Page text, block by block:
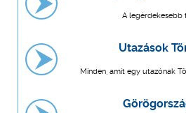
A legérdekesebb
Utazások
Minden, amit egy utazónak